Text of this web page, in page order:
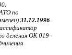
по
31.12.1996
деления ОК 019-